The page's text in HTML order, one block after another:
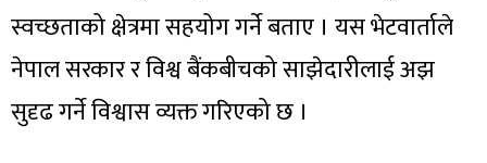
स्वच्छताको क्षेत्रमा सहयोग गर्ने बताए । यस भेटवार्ताले
नेपाल सरकार र विश्व बैंकबीचको साझेदारीलाई अझ
सुदृढ गर्ने विश्वास व्यक्त गरिएको छ ।